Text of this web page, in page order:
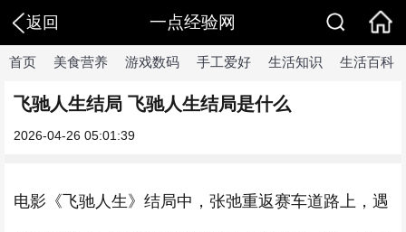
返回 一点经验网
首页 美食营养 游戏数码 手工爱好 生活知识 生活百科
飞驰人生结局 飞驰人生结局是什么
2026-04-26 05:01:39
电影《飞驰人生》结局中，张弛重返赛车道路上，遇